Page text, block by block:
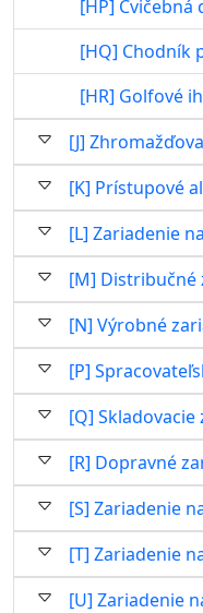
[HP] Cvičebná
[HQ] Chodník
[HR] Golfové
[J]
[K] Prístupové
[L] Zariadenie
[M] Distribučné
[N] Výrobné
[P]
[Q]
[R] Dopravné
[S] Zariadenie
[T] Zariadenie
[U] Zariadenie